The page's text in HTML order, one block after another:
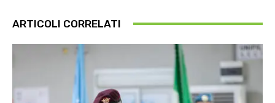
ARTICOLI CORRELATI